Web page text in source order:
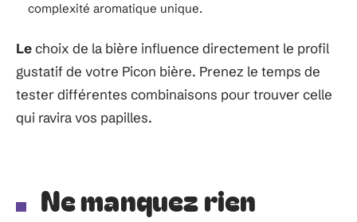
complexité aromatique unique.
Lechoix de la bière influence directement le profil
gustatif de votre Picon bière. Prenez le temps de
tester différentes combinaisons pour trouver celle
qui ravira vos papilles.
Ne manquez rien